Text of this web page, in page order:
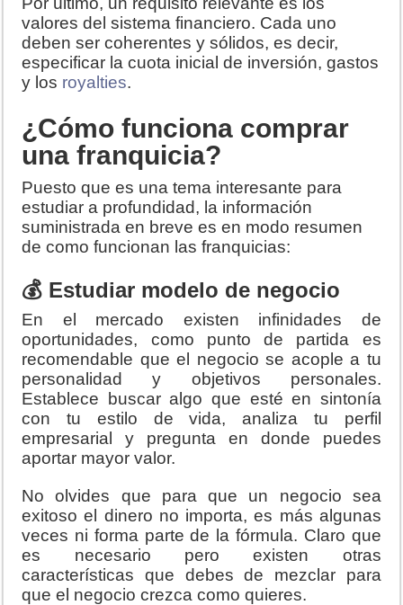
valores del sistema financiero. Cada uno
deben ser coherentes y sólidos, es decir,
especificar la cuota inicial de inversión, gastos
y los royalties.
¿Cómo funciona comprar
una franquicia?
Puesto que es una tema interesante para
estudiar a profundidad, la información
suministrada en breve es en modo resumen
de como funcionan las franquicias:
💰 Estudiar modelo de negocio
En el mercado existen infinidades de
oportunidades, como punto de partida es
recomendable que el negocio se acople a tu
personalidad y objetivos personales.
Establece buscar algo que esté en sintonía
con tu estilo de vida, analiza tu perfil
empresarial y pregunta en donde puedes
aportar mayor valor.
No olvides que para que un negocio sea
exitoso el dinero no importa, es más algunas
veces ni forma parte de la fórmula. Claro que
es necesario pero existen otras
características que debes de mezclar para
que el negocio crezca como quieres.